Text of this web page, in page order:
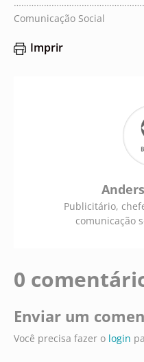
Comunicação Social
Imprir
Publicitário,
comunicação
0
Enviar um
Você precisa fazer o login